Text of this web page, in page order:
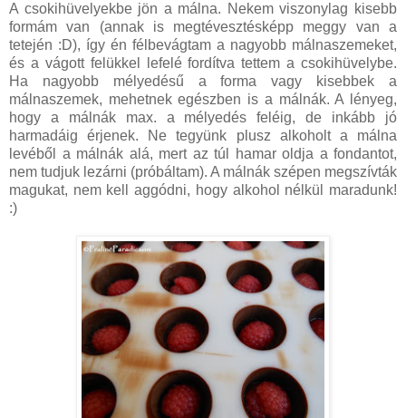
A csokihüvelyekbe jön a málna. Nekem viszonylag kisebb
formám van (annak is megtévesztésképp meggy van a
tetején :D), így én félbevágtam a nagyobb málnaszemeket,
és a vágott felükkel lefelé fordítva tettem a csokihüvelybe.
Ha nagyobb mélyedésű a forma vagy kisebbek a
málnaszemek, mehetnek egészben is a málnák. A lényeg,
hogy a málnák max. a mélyedés feléig, de inkább jó
harmadáig érjenek. Ne tegyünk plusz alkoholt a málna
levéből a málnák alá, mert az túl hamar oldja a fondantot,
nem tudjuk lezárni (próbáltam). A málnák szépen megszívták
magukat, nem kell aggódni, hogy alkohol nélkül maradunk!
:)